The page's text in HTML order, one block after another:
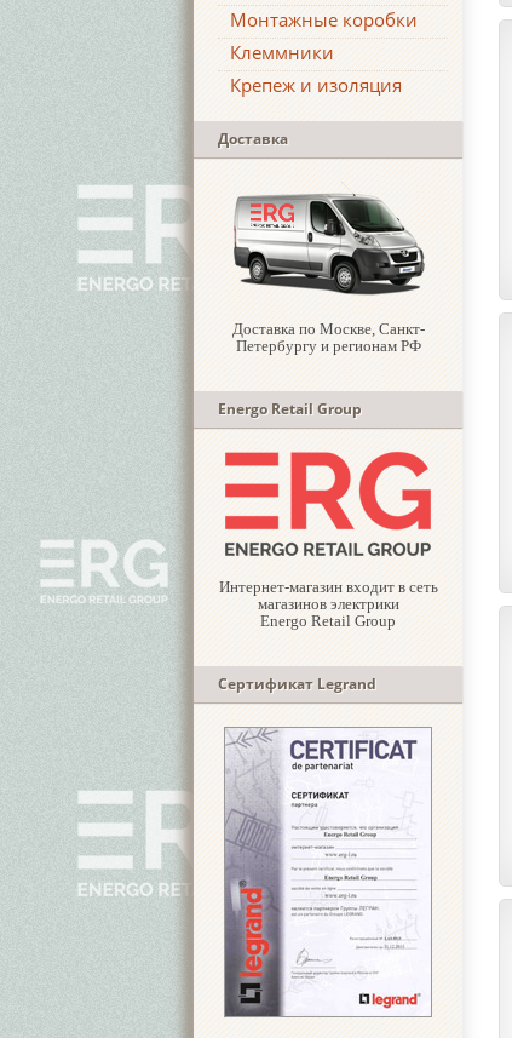
Монтажные коробки
Клеммники
Крепеж и изоляция
Доставка
Доставка по Москве, Санкт-
Петербургу и регионам РФ
Energo Retail Group
Интернет-магазин входит в сеть
магазинов электрики
Energo Retail Group
Сертификат Legrand